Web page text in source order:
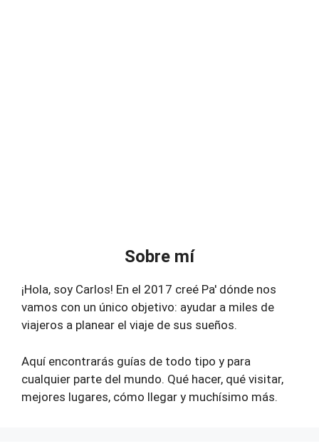
Sobre mí
¡Hola, soy Carlos! En el 2017 creé Pa' dónde nos
vamos con un único objetivo: ayudar a miles de
viajeros a planear el viaje de sus sueños.
Aquí encontrarás guías de todo tipo y para
cualquier parte del mundo. Qué hacer, qué visitar,
mejores lugares, cómo llegar y muchísimo más.